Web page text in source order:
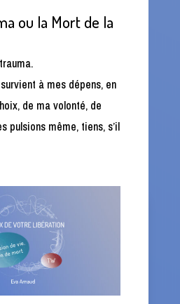
ou la Mort de la
à mes dépens, en
de ma volonté, de
pulsions même, tiens, s’il